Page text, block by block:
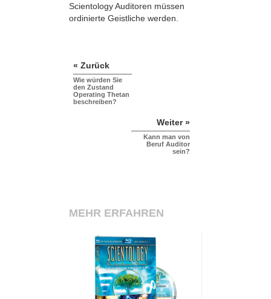
Scientology Auditoren müssen
ordinierte Geistliche werden.
« Zurück
Wie würden Sie
den Zustand
Operating Thetan
beschreiben?
Weiter »
Kann man von
Beruf Auditor
sein?
MEHR ERFAHREN